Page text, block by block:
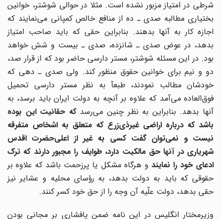
شرطی در امتیاز مزبور نشده است. مثلا در حوالی شوشتر، خوانین
بختیاری مطالبه صدی ـ ده از منافع خالص کمپانی مینمایند که
اجازه کار به آنها بدهند. بنابراین حقی که باید صاحب امتیاز
بدهد، در عوض صدی ـ شانزده، صدی ـ بیست و شش خواهد
بود. در این مسئله شوشتر، مستر دارسی حاضر بود که از قرار صد،
دو و نیم برای خوانین حقوق منظور کند. ولی صدی ـ دهی که
خودشان مطالب نمودند، طبعآ به نظر مستر دارسی تحمیل
فوقالعاده میآمد که علاوه بر آنچه به دولت ایران باید برسد، به
آنها بدهد. بنابراین به نظر چنین میرسدکه حقانیت این بوده
باشد که درباره اراضی غیرذیزرع که متعلق به اشخاص متفرقه
نیست و نمیتوان گفت کسی به غیر از اعلیحضرت اقدس
شهریاری در آنها حق مالکیت دارد، طوایف را مجبور دارند که ترک
ادعای خود را نمایندو هرگاه مشکل یا پرزحمت باشد که علاوه بر
حقوقی که باید به دولت بدهد، به رؤسای محلیه و عشایر نیز
حقی بدهد، دولت علّیه آن وجه را از حق خود کسر کنند.
وزیرمختار انگلیس در این نامه ضمن پافشاری بر مجانی بودن